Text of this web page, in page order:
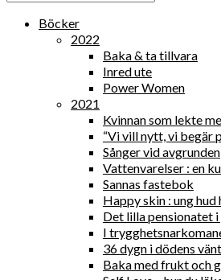
Böcker
2022
Baka & ta tillvara
Inred ute
Power Women
2021
Kvinnan som lekte
“Vi vill nytt, vi begär
Sånger vid avgrunden
Vattenvarelser : en
Sannas fastebok
Happy skin : ung hud
Det lilla pensionatet i
I
36 dygn i dödens
Baka med frukt och